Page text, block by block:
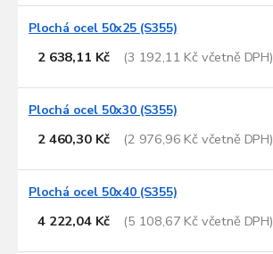
Plochá ocel 50x25 (S355)
2 638,11 Kč (3 192,11 Kč včetně DPH)
Plochá ocel 50x30 (S355)
2 460,30 Kč (2 976,96 Kč včetně DPH)
Plochá ocel 50x40 (S355)
4 222,04 Kč (5 108,67 Kč včetně DPH)